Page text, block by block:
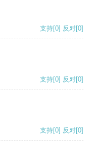
支持[0] 反对[0]
支持[0] 反对[0]
支持[0] 反对[0]